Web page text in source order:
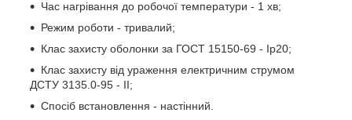
Час нагрівання до робочої температури - 1 хв;
Режим роботи - тривалий;
Клас захисту оболонки за ГОСТ 15150-69 - Ip20;
Клас захисту від ураження електричним струмом
ДСТУ 3135.0-95 - II;
Спосіб встановлення - настінний.